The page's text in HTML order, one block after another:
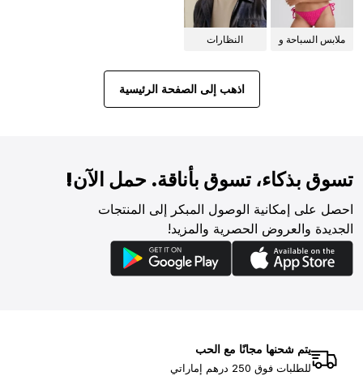
ملابس السباحة و
النظارات
اذهب إلى الصفحة الرئيسية
تسوق بذكاء، تسوق بأناقة. حمل الآن!
احصل على إمكانية الوصول المبكر إلى المنتجات
الجديدة والعروض الحصرية والمزيد!
يتم شحنها مجانًا مع الحب
للطلبات فوق 250 درهم إماراتي